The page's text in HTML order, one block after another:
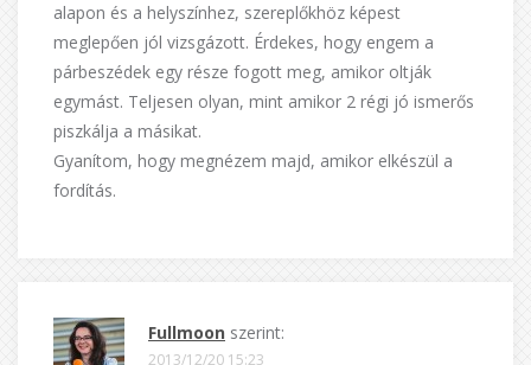
alapon és a helyszínhez, szereplőkhöz képest
meglepően jól vizsgázott. Érdekes, hogy engem a
párbeszédek egy része fogott meg, amikor oltják
egymást. Teljesen olyan, mint amikor 2 régi jó ismerős
piszkálja a másikat.
Gyanítom, hogy megnézem majd, amikor elkészül a
fordítás.
Fullmoon szerint:
2013/12/20 15:23